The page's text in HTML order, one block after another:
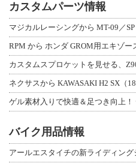
カスタムパーツ情報
ネクサスから KAWASAKI H2 SX（
バイク用品情報